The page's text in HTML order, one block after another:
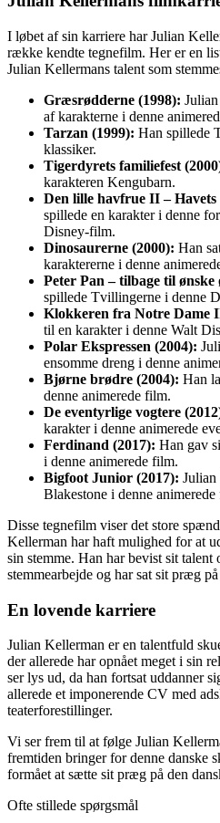
I løbet af sin karriere har Julian
række kendte tegnefilm. Her er en
Julian Kellermans talent som
Græsrødderne (1998):
af karakterne i denne
Tarzan (1999): Han spillede
klassiker.
Tigerdyrets familiefest
karakteren Kengubarn.
Den lille havfrue II – Havets
spillede en karakter i denne
Disney-film.
Dinosaurerne (2000): Han
karaktererne i denne
Peter Pan – tilbage til ønske
spillede Tvillingerne i denne
Klokkeren fra Notre Dame
til en karakter i denne Walt
Polar Ekspressen (2004):
ensomme dreng i denne
Bjørne brødre (2004): Han
denne animerede film.
De eventyrlige vogtere
karakter i denne animerede
Ferdinand (2017): Han gav
i denne animerede film.
Bigfoot Junior (2017): Julian
Blakestone i denne
Disse tegnefilm viser det store
Kellerman har haft mulighed for at
sin stemme. Han har bevist sit
stemmearbejde og har sat sit præg
En lovende karriere
Julian Kellerman er en talentfuld
der allerede har opnået meget i sin
ser lys ud, da han fortsat uddanner
allerede et imponerende CV med
teaterforestillinger.
Vi ser frem til at følge Julian
fremtiden bringer for denne danske
formået at sætte sit præg på den
Ofte stillede spørgsmål